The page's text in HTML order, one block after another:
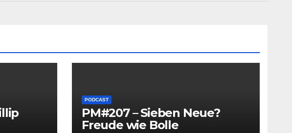
PODCAST
PM#207 – Sieben Neue?
Freude wie Bolle